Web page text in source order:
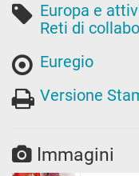
Europa e
Reti di
Euregio
Versione
Immagini